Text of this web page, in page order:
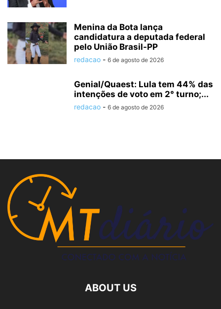
Menina da Bota lança
candidatura a deputada federal
pelo União Brasil-PP
redacao - 6 de agosto de 2026
Genial/Quaest: Lula tem 44% das
intenções de voto em 2° turno;...
redacao - 6 de agosto de 2026
ABOUT US